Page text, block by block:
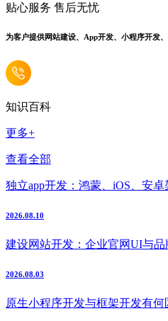
贴心服务 售后无忧
为客户提供网站建设、App开发、小程序开发
知识百科
更多+
查看全部
独立app开发：鸿蒙、iOS、安
2026.08.10
建设网站开发：企业官网UI与
2026.08.03
原生小程序开发与框架开发有何